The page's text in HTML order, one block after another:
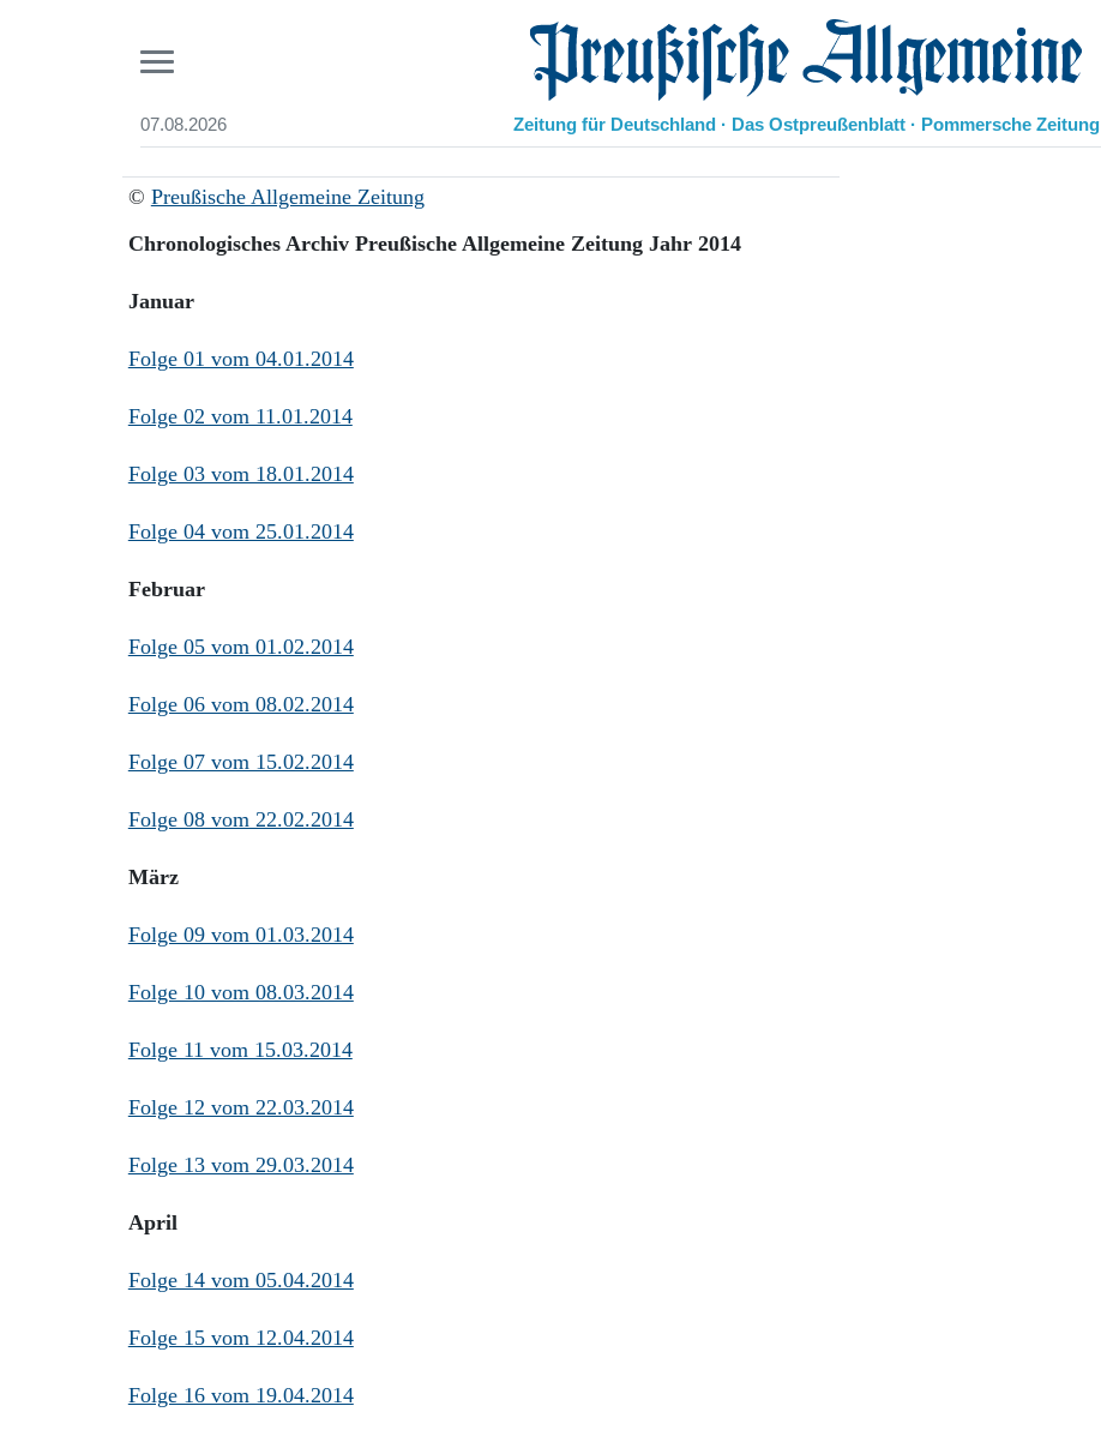
07.08.2026 Preußische Allgemeine Zeitung
Zeitung für Deutschland · Das Ostpreußenblatt · Pommersche Zeitung
Start
Wer wir sind
Aktuelle Ausgabe
Abonnent werden
Archiv
Mediadaten
Suchen und finden
© Preußische Allgemeine Zeitung
Chronologisches Archiv Preußische Allgemeine Zeitung Jahr 2014
Januar
Folge 01 vom 04.01.2014
Folge 02 vom 11.01.2014
Folge 03 vom 18.01.2014
Folge 04 vom 25.01.2014
Februar
Folge 05 vom 01.02.2014
Folge 06 vom 08.02.2014
Folge 07 vom 15.02.2014
Folge 08 vom 22.02.2014
März
Folge 09 vom 01.03.2014
Folge 10 vom 08.03.2014
Folge 11 vom 15.03.2014
Folge 12 vom 22.03.2014
Folge 13 vom 29.03.2014
April
Folge 14 vom 05.04.2014
Folge 15 vom 12.04.2014
Folge 16 vom 19.04.2014